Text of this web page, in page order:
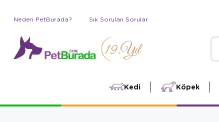
Neden PetBurada? Sık Sorulan Sorular
Kedi Köpek